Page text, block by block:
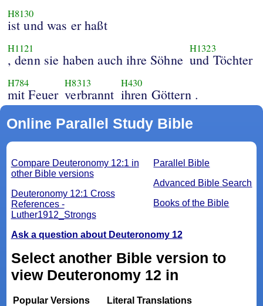
H8130
ist und was er haßt
H1121
, denn sie haben auch ihre Söhne
H1323
und Töchter
H784
mit Feuer
H8313
verbrannt
H430
ihren Göttern .
Online Parallel Study Bible
Parallel Bible
Advanced Bible Search
Books of the Bible
Compare Deuteronomy 12:1 in
other Bible versions
Deuteronomy 12:1 Cross
References -
Luther1912_Strongs
Ask a question about Deuteronomy 12
Select another Bible version to
view Deuteronomy 12 in
Popular Versions
Literal Translations